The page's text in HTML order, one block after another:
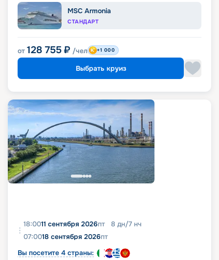
MSC Armonia
СТАНДАРТ
от 128 755 ₽ /чел +1 000
Выбрать круиз
18:0011 сентября 2026пт 8 дн/7 нч
07:0018 сентября 2026пт
Вы посетите 4 страны: